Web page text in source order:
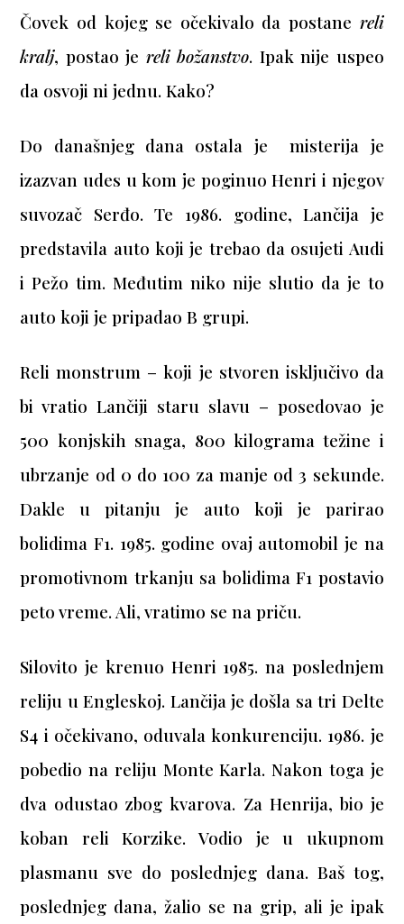
Čovek od kojeg se očekivalo da postane reli
kralj, postao je reli božanstvo. Ipak nije uspeo
da osvoji ni jednu. Kako?
Do današnjeg dana ostala je misterija je
izazvan udes u kom je poginuo Henri i njegov
suvozač Serđo. Te 1986. godine, Lančija je
predstavila auto koji je trebao da osujeti Audi
i Pežo tim. Međutim niko nije slutio da je to
auto koji je pripadao B grupi.
Reli monstrum – koji je stvoren isključivo da
bi vratio Lančiji staru slavu – posedovao je
500 konjskih snaga, 800 kilograma težine i
ubrzanje od 0 do 100 za manje od 3 sekunde.
Dakle u pitanju je auto koji je parirao
bolidima F1. 1985. godine ovaj automobil je na
promotivnom trkanju sa bolidima F1 postavio
peto vreme. Ali, vratimo se na priču.
Silovito je krenuo Henri 1985. na poslednjem
reliju u Engleskoj. Lančija je došla sa tri Delte
S4 i očekivano, oduvala konkurenciju. 1986. je
pobedio na reliju Monte Karla. Nakon toga je
dva odustao zbog kvarova. Za Henrija, bio je
koban reli Korzike. Vodio je u ukupnom
plasmanu sve do poslednjeg dana. Baš tog,
poslednjeg dana, žalio se na grip, ali je ipak